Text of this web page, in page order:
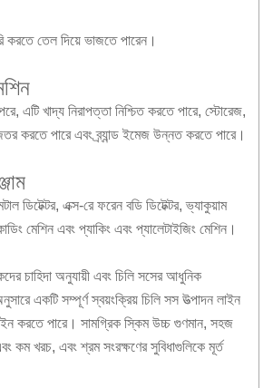
করতে তেল দিয়ে ভাজতে পারেন।
এটি খাদ্য নিরাপত্তা নিশ্চিত করতে পারে, স্টোরেজ,
করতে পারে এবং ব্র্যান্ড ইমেজ উন্নত করতে পারে।
ডিটেক্টর, এক্স-রে ফরেন বডি ডিটেক্টর, ভ্যাকুয়াম
মেশিন এবং প্যাকিং এবং প্যালেটাইজিং মেশিন।
চাহিদা অনুযায়ী এবং চিলি সসের আধুনিক
একটি সম্পূর্ণ স্বয়ংক্রিয় চিলি সস উত্পাদন লাইন
করতে পারে। সামগ্রিক স্কিম উচ্চ গুণমান, সহজ
কম খরচ, এবং শ্রম সংরক্ষণের সুবিধাগুলিকে মূর্ত